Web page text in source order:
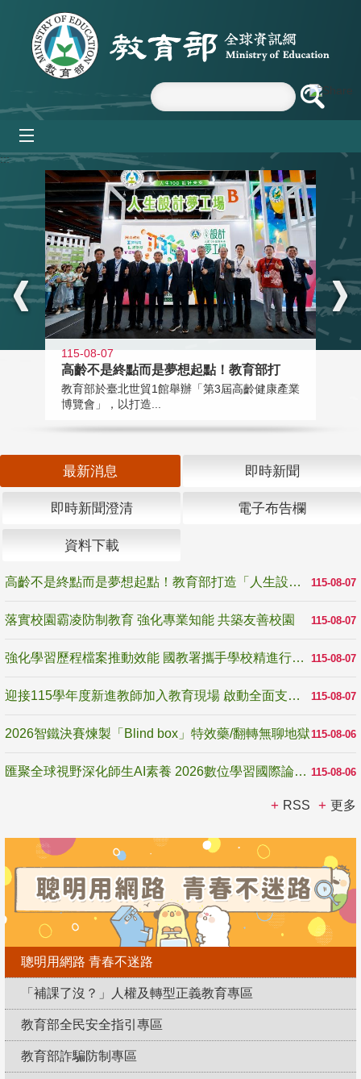
跳到主要內容區塊
:::
115-08-07
高齡不是終點而是夢想起點！教育部打
教育部於臺北世貿1館舉辦「第3屆高齡健康產業
博覽會」，以打造...
最新消息 即時新聞
即時新聞澄清 電子布告欄
資料下載
115-08-07
高齡不是終點而是夢想起點！教育部打造「人生設計夢工場」 參展第3屆高齡健康產業博覽會
115-08-07
落實校園霸凌防制教育 強化專業知能 共築友善校園
115-08-07
強化學習歷程檔案推動效能 國教署攜手學校精進行政與教學支持
115-08-07
迎接115學年度新進教師加入教育現場 啟動全面支持陪伴
115-08-06
2026智鐵決賽煉製「Blind box」特效藥/翻轉無聊地獄
115-08-06
匯聚全球視野深化師生AI素養 2026數位學習國際論壇高雄登場
RSS 更多
聰明用網路 青春不迷路
「補課了沒？」人權及轉型正義教育專區
教育部全民安全指引專區
教育部詐騙防制專區